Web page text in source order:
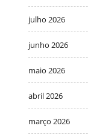
julho 2026
junho 2026
maio 2026
abril 2026
março 2026